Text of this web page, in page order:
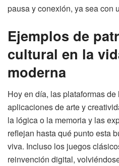
pausa y conexión, ya sea con
Ejemplos de
cultural en la
moderna
Hoy en día, las plataformas
aplicaciones de arte y
la lógica o la memoria y las
reflejan hasta qué punto esta
viva. Incluso los juegos
reinvención digital,